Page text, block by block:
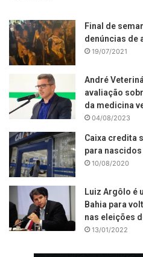
Final de
denúncias de
19/07/2021
André
avaliação
da medicina
04/08/2023
Caixa credita
para
10/08/2020
Luiz Argôlo é
Bahia para
nas eleições
13/01/2022